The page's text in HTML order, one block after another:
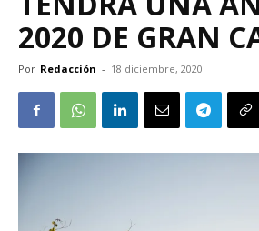
2020 DE GRAN
Por Redacción - 18 diciembre, 2020